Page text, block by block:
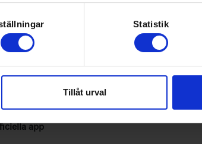
den för specifika kännetecken
behandlas och ställ in dina preferenser i
från cookie-förklaringen.
innehållet och annonserna till
även sådana identifierare och
som vi samarbetar med. Dessa kan
eller som de har samlat in när du har
Statistik
Tillåt urval
app